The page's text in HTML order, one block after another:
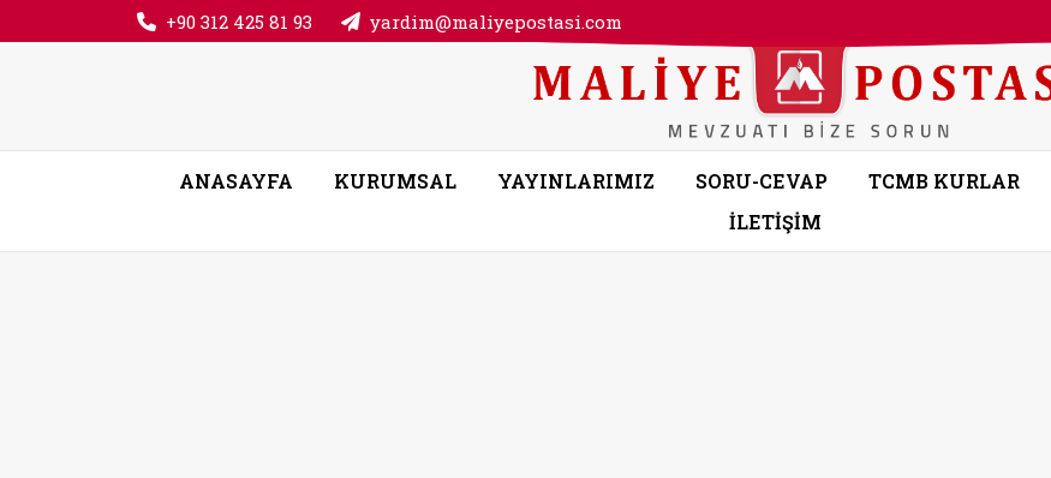
+90 312 425 81 93 yardim@maliyepostasi.com
ANASAYFA KURUMSAL YAYINLARIMIZ SORU-CEVAP TCMB KURLAR
İLETİŞİM